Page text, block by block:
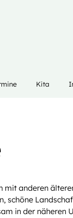
Kita
mit anderen
schöne
in der näheren